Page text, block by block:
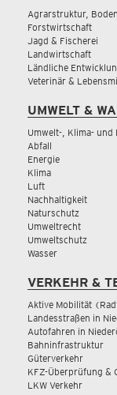
Agrarstruktur,
Forstwirtschaft
Jagd & Fischerei
Landwirtschaft
Ländliche
Veterinär &
UMWELT &
Umwelt-, Klima- und
Abfall
Energie
Klima
Luft
Nachhaltigkeit
Naturschutz
Umweltrecht
Umweltschutz
Wasser
VERKEHR &
Aktive Mobilität
Landesstraßen in
Autofahren in
Bahninfrastruktur
Güterverkehr
KFZ-Überprüfung &
LKW Verkehr